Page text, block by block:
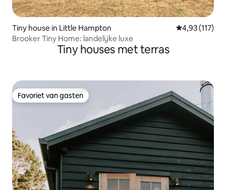
Tiny house in Little Hampton Gemiddelde
4,93 (117)
Brooker Tiny Home: landelijke luxe
Tiny houses met terras
Favoriet van gasten
Favoriet van gasten